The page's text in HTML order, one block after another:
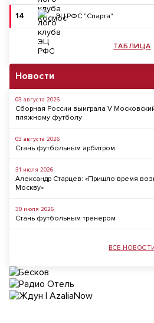
14 ЭЦ РФС "Спарта"
ТАБЛИЦА
Новости
03 августа 2026
Сборная России выиграла V
пляжному футболу
03 августа 2026
Стань футбольным арбитром
31 июля 2026
Александр Старцев: «Пришло время
Москву»
30 июля 2026
Стань футбольным тренером
ВСЕ